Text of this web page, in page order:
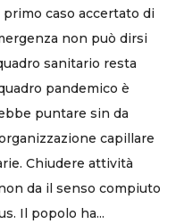
caso accertato di
non può dirsi
sanitario resta
pandemico è
puntare sin da
capillare
Chiudere attività
da il senso compiuto
Il popolo ha...